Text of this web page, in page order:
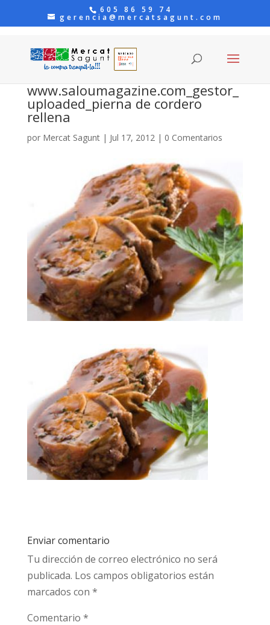
605 86 59 74
gerencia@mercatsagunt.com
www.saloumagazine.com_gestor_
uploaded_pierna de cordero
rellena
por Mercat Sagunt| Jul 17, 2012| 0 Comentarios
Enviar comentario
Tu dirección de correo electrónico no será
publicada. Los campos obligatorios están
marcados con *
Comentario *